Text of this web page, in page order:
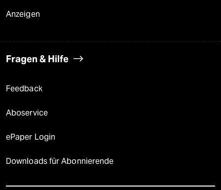
Anzeigen
Fragen & Hilfe
Feedback
Aboservice
ePaper Login
Downloads für Abonnierende